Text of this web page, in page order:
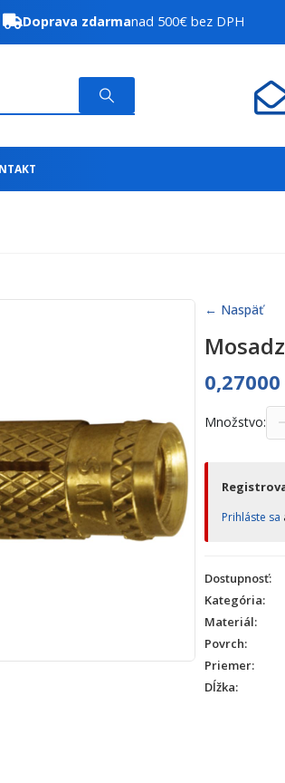
Doprava zdarmanad 500€ bez DPH
← Naspäť
0,27000
Množstvo: −
Prihláste sa
Dostupnosť:
Kategória:
Materiál:
Povrch:
Priemer:
Dĺžka: